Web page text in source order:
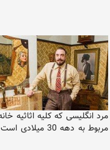
مرد انگلیسی که کلیه اثاثیه
مربوط به دهه 30 میلادی است